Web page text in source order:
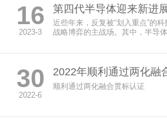
16
2023-3
第四代半导体迎来新进
近些年来，反复被“划入重点”的
战略博弈的主战场。其中，半导
30
2022-6
2022年顺利通过两化融
顺利通过两化融合贯标认证